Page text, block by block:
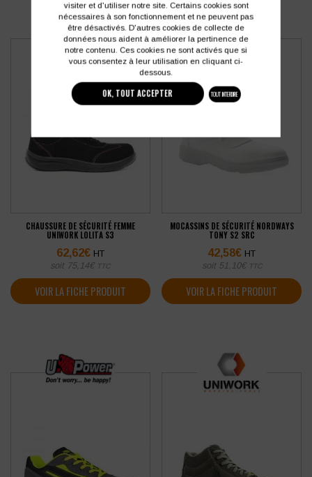
CHAUSSURE DE SÉCURITÉ FEMME
UNIWORK LOLITA S3
62,62€ HT
soit 75,14€ TTC
VOIR LA FICHE PRODUIT
MOCASSINS DE SÉCURITÉ NORDWAYS
TONY S2 SRC
42,58€ HT
soit 51,10€ TTC
VOIR LA FICHE PRODUIT
visiter et d'utiliser notre site. Certains cookies sont
nécessaires à son fonctionnement et ne peuvent pas
être désactivés. D'autres cookies de collecte de
données nous aident à améliorer la pertinence de
notre contenu. Ces cookies ne sont activés que si
vous consentez à leur utilisation en cliquant ci-
dessous.
OK, TOUT ACCEPTER TOUT INTERDIRE